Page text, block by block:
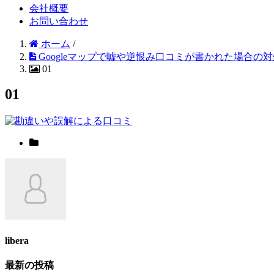
会社概要
お問い合わせ
ホーム /
Googleマップで嘘や逆恨み口コミが書かれた場合の
01
01
libera
最新の投稿